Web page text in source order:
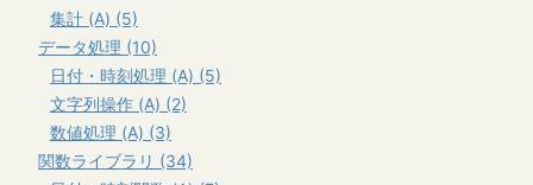
集計 (A) (5)
データ処理 (10)
日付・時刻処理 (A) (5)
文字列操作 (A) (2)
数値処理 (A) (3)
関数ライブラリ (34)